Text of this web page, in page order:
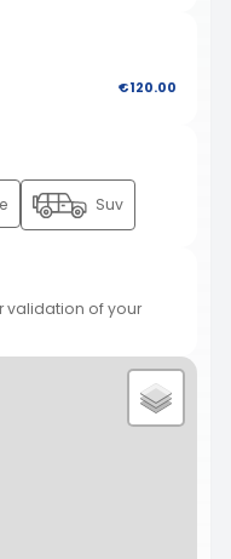
€120.00
Suv
validation of your